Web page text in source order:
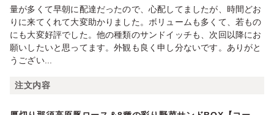
量が多くて早朝に配達だったので、心配してましたが、時間どお
りに来てくれて大変助かりました。ボリュームも多くて、若もの
にも大変好評でした。他の種類のサンドイッチも、次回以降にお
願いしたいと思ってます。外観も良く申し分ないです。ありがと
うござい...
注文内容